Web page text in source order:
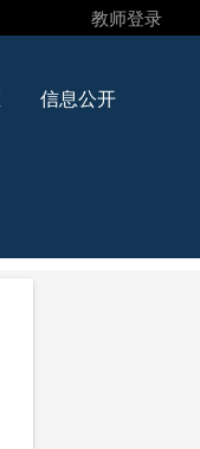
教师登录
信息公开